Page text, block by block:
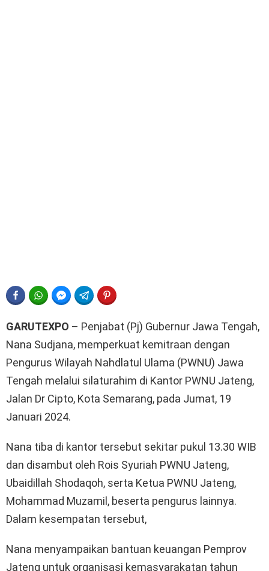
FACEBOOKWHATSAPPFACEBOOK MESSENGER
TELEGRAM
GARUTEXPO – Penjabat (Pj) Gubernur Jawa Tengah,
Nana Sudjana, memperkuat kemitraan dengan
Pengurus Wilayah Nahdlatul Ulama (PWNU) Jawa
Tengah melalui silaturahim di Kantor PWNU Jateng,
Jalan Dr Cipto, Kota Semarang, pada Jumat, 19
Januari 2024.
Nana tiba di kantor tersebut sekitar pukul 13.30 WIB
dan disambut oleh Rois Syuriah PWNU Jateng,
Ubaidillah Shodaqoh, serta Ketua PWNU Jateng,
Mohammad Muzamil, beserta pengurus lainnya.
Dalam kesempatan tersebut,
Nana menyampaikan bantuan keuangan Pemprov
Jateng untuk organisasi kemasyarakatan tahun